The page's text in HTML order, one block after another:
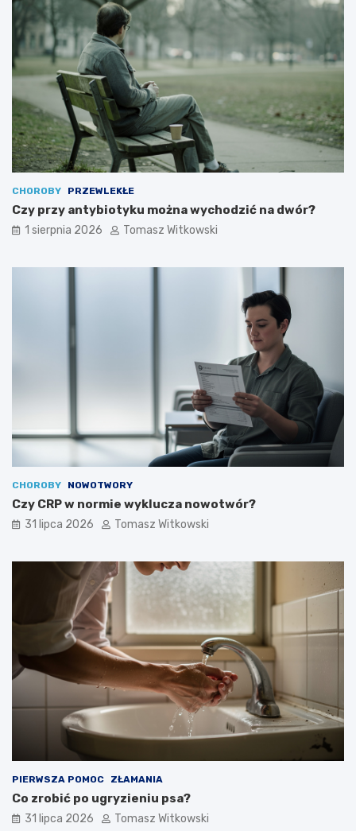
CHOROBY PRZEWLEKŁE
Czy przy antybiotyku można wychodzić na dwór?
1 sierpnia 2026 Tomasz Witkowski
CHOROBY NOWOTWORY
Czy CRP w normie wyklucza nowotwór?
31 lipca 2026 Tomasz Witkowski
PIERWSZA POMOC ZŁAMANIA
Co zrobić po ugryzieniu psa?
31 lipca 2026 Tomasz Witkowski